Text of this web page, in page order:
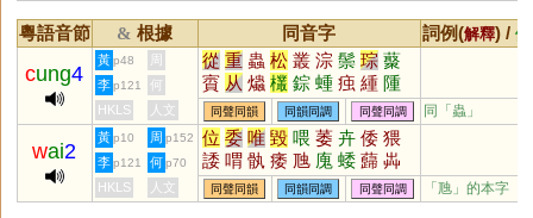
粵語音節 & 根據 同音字 詞例(解釋) /
cung4
黃 p48 周 從 重 蟲 松 叢 淙 鬃 琮 藂
賨 从 爞 欉 錝 蝩 痋 緟 隀
婃 孮 徖 潀 瑽 漎 悰 种
李 p121
何
HKLS
人文 同聲同韻 同韻同調 同聲同調 同「 蟲 」
wai2
黃 p10 周 p152 位 委 唯 毀 喂 萎 卉 倭 猥
諉 喟 骫 痿 虺 廆 蜲 蘬 芔
檓 壝 薳 毇 蜼 蒍 腲 寪 譭
崣 燬
李 p121 何 p70
HKLS 人文 同聲同韻 同韻同調 同聲同調 「虺」的本字